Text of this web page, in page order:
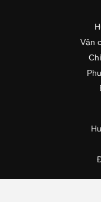
Vận